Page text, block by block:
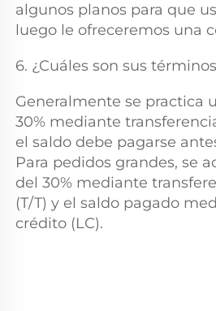
algunos planos para que
luego le ofreceremos una
6. ¿Cuáles son sus
Generalmente se practica
30% mediante
el saldo debe pagarse
Para pedidos grandes, se
del 30% mediante
(T/T) y el saldo pagado
crédito (LC).